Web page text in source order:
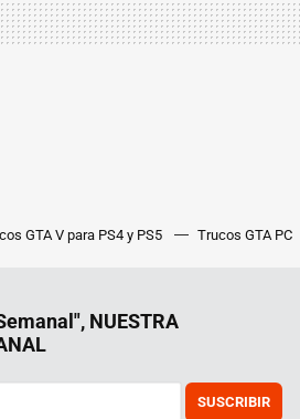
GTA V para PS4 y PS5 Trucos GTA PC
NUESTRA
SUSCRIBIR